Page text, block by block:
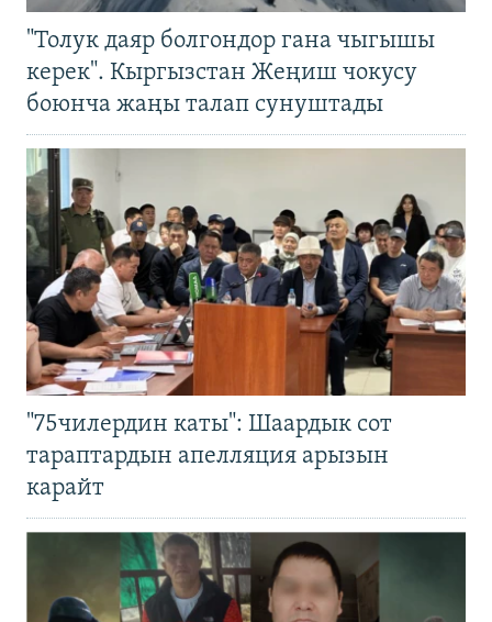
"Толук даяр болгондор гана чыгышы
керек". Кыргызстан Жеңиш чокусу
боюнча жаңы талап сунуштады
"75чилердин каты": Шаардык сот
тараптардын апелляция арызын
карайт